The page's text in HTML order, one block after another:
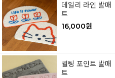
데일리 라인 발매
트
16,000원
퀼팅 포인트 발매
트